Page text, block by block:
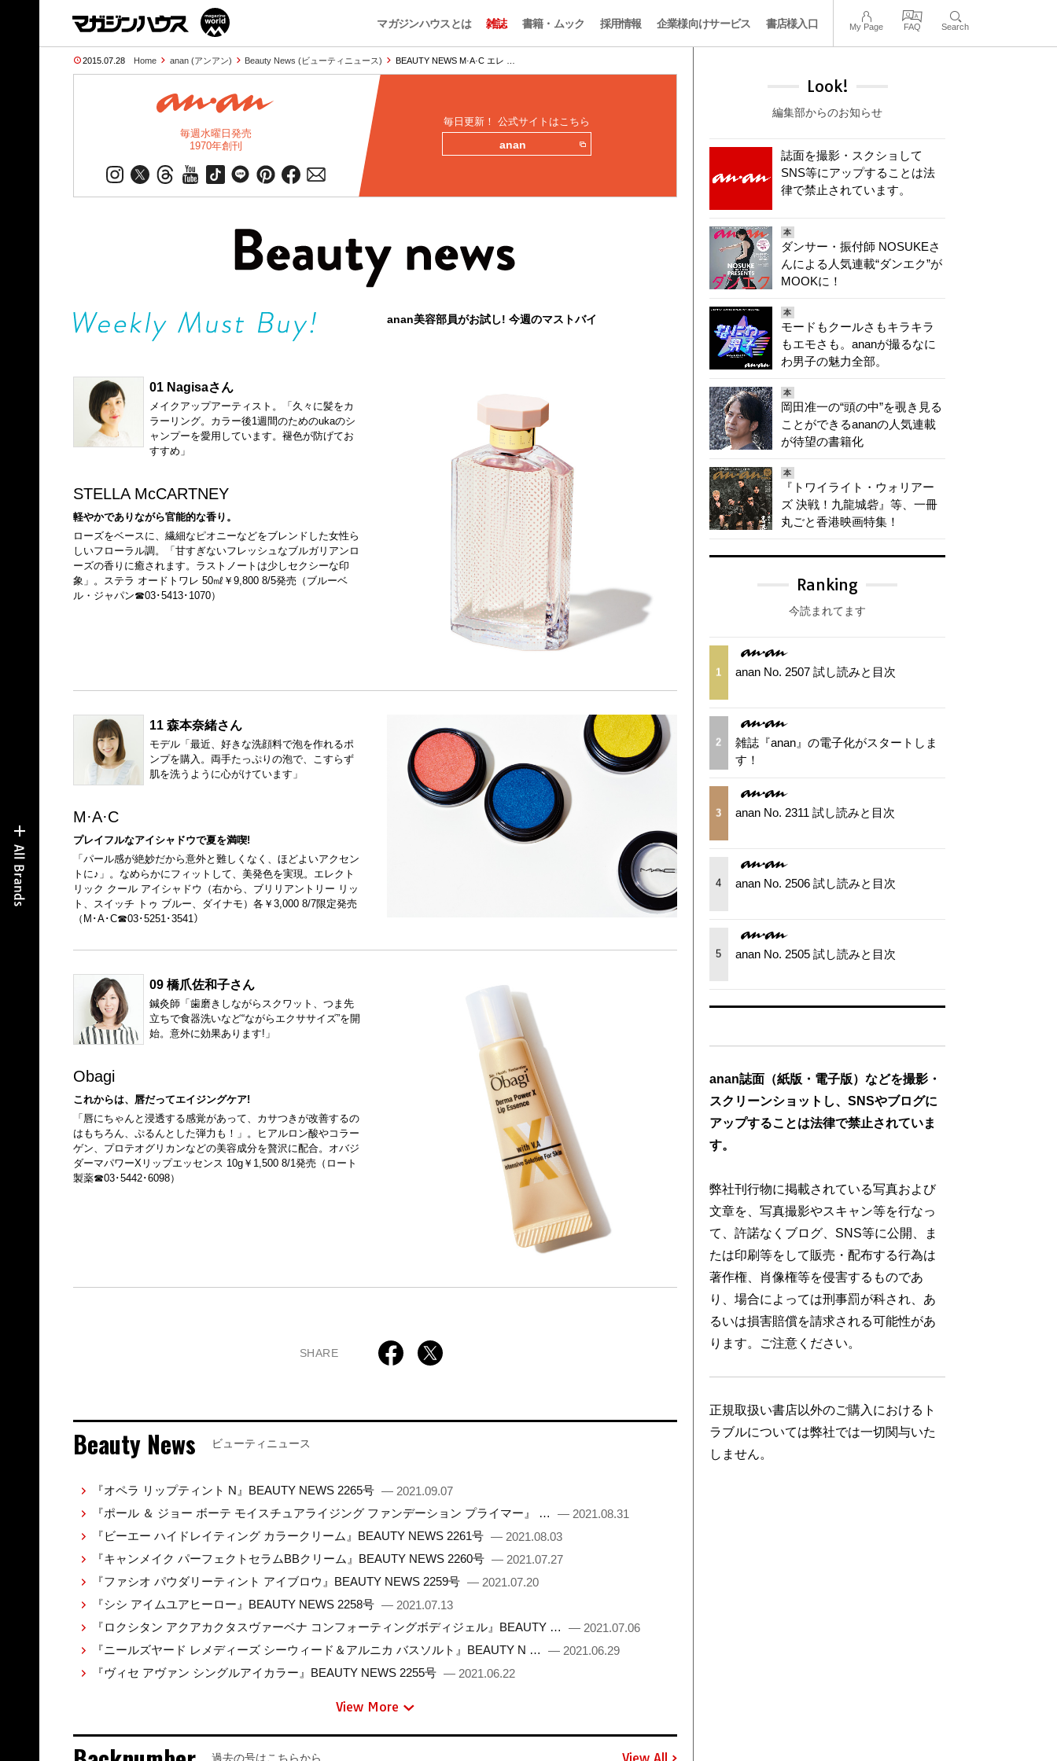
マガジンハウスとは 雑誌 書籍・ムック 採用情報 企業様向けサービス 書店様入口 My Page FAQ Search
2015.07.28 Home anan (アンアン) Beauty News (ビューティニュース) BEAUTY NEWS M·A·C エレ …
毎週水曜日発売
1970年創刊
毎日更新！ 公式サイトはこちら
anan
anan美容部員がお試し! 今週のマストバイ
01 Nagisaさん
メイクアップアーティスト。「久々に髪をカ
ラーリング。カラー後1週間のためのukaのシ
ャンプーを愛用しています。褪色が防げてお
すすめ」
STELLA McCARTNEY
軽やかでありながら官能的な香り。
ローズをベースに、繊細なピオニーなどをブレンドした女性ら
しいフローラル調。「甘すぎないフレッシュなブルガリアンロ
ーズの香りに癒されます。ラストノートは少しセクシーな印
象」。ステラ オードトワレ 50㎖￥9,800 8/5発売（ブルーベ
ル・ジャパン☎03･5413･1070）
11 森本奈緒さん
モデル「最近、好きな洗顔料で泡を作れるポ
ンプを購入。両手たっぷりの泡で、こすらず
肌を洗うように心がけています」
M·A·C
プレイフルなアイシャドウで夏を満喫!
「パール感が絶妙だから意外と難しくなく、ほどよいアクセン
トに♪」。なめらかにフィットして、美発色を実現。エレクト
リック クール アイシャドウ（右から、ブリリアントリー リッ
ト、スイッチ トゥ ブルー、ダイナモ）各￥3,000 8/7限定発売
（M･A･C☎03･5251･3541）
09 橋爪佐和子さん
鍼灸師「歯磨きしながらスクワット、つま先
立ちで食器洗いなど“ながらエクササイズ”を開
始。意外に効果あります!」
Obagi
これからは、唇だってエイジングケア!
「唇にちゃんと浸透する感覚があって、カサつきが改善するの
はもちろん、ぷるんとした弾力も！」。ヒアルロン酸やコラー
ゲン、プロテオグリカンなどの美容成分を贅沢に配合。オバジ
ダーマパワーXリップエッセンス 10g￥1,500 8/1発売（ロート
製薬☎03･5442･6098）
SHARE
Beauty News ビューティニュース
『オペラ リップティント N』BEAUTY NEWS 2265号 — 2021.09.07
『ポール ＆ ジョー ボーテ モイスチュアライジング ファンデーション プライマー』 …
— 2021.08.31
『ビーエー ハイドレイティング カラークリーム』BEAUTY NEWS 2261号 — 2021.08.03
『キャンメイク パーフェクトセラムBBクリーム』BEAUTY NEWS 2260号 — 2021.07.27
『ファシオ パウダリーティント アイブロウ』BEAUTY NEWS 2259号 — 2021.07.20
『シシ アイムユアヒーロー』BEAUTY NEWS 2258号 — 2021.07.13
『ロクシタン アクアカクタスヴァーベナ コンフォーティングボディジェル』BEAUTY …
— 2021.07.06
『ニールズヤード レメディーズ シーウィード＆アルニカ バスソルト』BEAUTY N …
— 2021.06.29
『ヴィセ アヴァン シングルアイカラー』BEAUTY NEWS 2255号 — 2021.06.22
View More
過去の号はこちらから View All
Look!
編集部からのお知らせ
誌面を撮影・スクショして
SNS等にアップすることは法
律で禁止されています。
本
ダンサー・振付師 NOSUKEさ
んによる人気連載“ダンエク”が
MOOKに！
本
モードもクールさもキラキラ
もエモさも。ananが撮るなに
わ男子の魅力全部。
本
岡田准一の“頭の中”を覗き見る
ことができるananの人気連載
が待望の書籍化
本
『トワイライト・ウォリアー
ズ 決戦！九龍城砦』等、一冊
丸ごと香港映画特集！
Ranking
今読まれてます
1 anan No. 2507 試し読みと目次
2
雑誌『anan』の電子化がスタートしま
す！
3 anan No. 2311 試し読みと目次
4 anan No. 2506 試し読みと目次
5 anan No. 2505 試し読みと目次
anan誌面（紙版・電子版）などを撮影・
スクリーンショットし、SNSやブログに
アップすることは法律で禁止されていま
す。
弊社刊行物に掲載されている写真および
文章を、写真撮影やスキャン等を行なっ
て、許諾なくブログ、SNS等に公開、ま
たは印刷等をして販売・配布する行為は
著作権、肖像権等を侵害するものであ
り、場合によっては刑事罰が科され、あ
るいは損害賠償を請求される可能性があ
ります。ご注意ください。
正規取扱い書店以外のご購入におけるト
ラブルについては弊社では一切関与いた
しません。